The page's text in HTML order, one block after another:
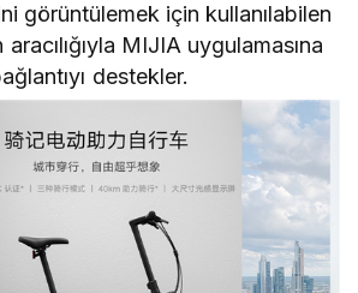
görüntülemek için kullanılabilen
aracılığıyla MIJIA uygulamasına
destekler.